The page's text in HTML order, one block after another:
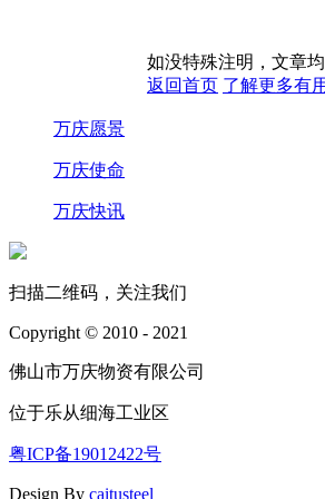
如没特殊注明，文章
返回首页 了解更多有
万庆愿景
万庆使命
万庆快讯
扫描二维码，关注我们
Copyright © 2010 - 2021
佛山市万庆物资有限公司
位于乐从细海工业区
粤ICP备19012422号
Design By caitusteel